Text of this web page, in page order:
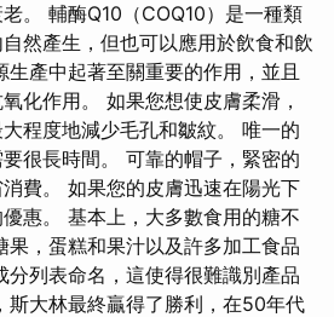
。 輔酶Q10（COQ10）是一種類
然產生，但也可以應用於飲食和飲
產中起著至關重要的作用，並且
化作用。 如果您想使皮膚柔滑，
程度地減少毛孔和皺紋。 唯一的
很長時間。 可靠的帽子，緊密的
費。 如果您的皮膚迅速在陽光下
惠。 基本上，大多數食用的糖不
果，蛋糕和果汁以及許多加工食品
分列表命名，這使得很難識別產品
斯大林最終贏得了勝利，在50年代